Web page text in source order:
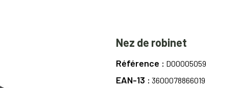
Nez de robinet
Référence D00005059
EAN-13 3600078866019